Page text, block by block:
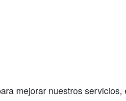
mejorar nuestros